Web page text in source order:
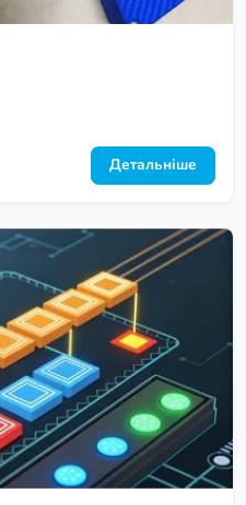
Детальніше